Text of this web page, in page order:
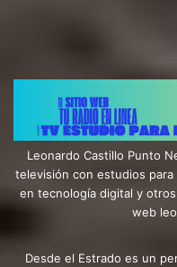
Leonardo Castillo Punto
televisión con estudios
en tecnología digital y
web
Desde el Estrado es un